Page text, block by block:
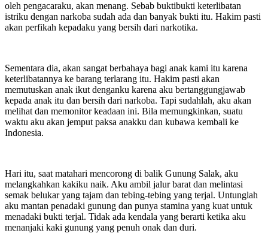
oleh pengacaraku, akan menang. Sebab buktibukti keterlibatan
istriku dengan narkoba sudah ada dan banyak bukti itu. Hakim pasti
akan perfikah kepadaku yang bersih dari narkotika.
Sementara dia, akan sangat berbahaya bagi anak kami itu karena
keterlibatannya ke barang terlarang itu. Hakim pasti akan
memutuskan anak ikut denganku karena aku bertanggungjawab
kepada anak itu dan bersih dari narkoba. Tapi sudahlah, aku akan
melihat dan memonitor keadaan ini. Bila memungkinkan, suatu
waktu aku akan jemput paksa anakku dan kubawa kembali ke
Indonesia.
Hari itu, saat matahari mencorong di balik Gunung Salak, aku
melangkahkan kakiku naik. Aku ambil jalur barat dan melintasi
semak belukar yang tajam dan tebing-tebing yang terjal. Untunglah
aku mantan penadaki gunung dan punya stamina yang kuat untuk
menadaki bukti terjal. Tidak ada kendala yang berarti ketika aku
menanjaki kaki gunung yang penuh onak dan duri.